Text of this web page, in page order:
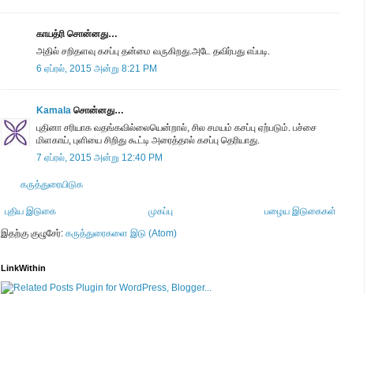
காயத்ரி சொன்னது…
அதில் சறிதளவு கசப்பு தன்மை வருகிறது.அடே தவிர்பது எப்படி.
6 ஏப்ரல், 2015 அன்று 8:21 PM
Kamala சொன்னது…
புதினா சரியாக வதங்கவில்லையென்றால், சில சமயம் கசப்பு ஏற்படும். பச்சை
மிளகாய், புளியை சிறிது கூட்டி அரைத்தால் கசப்பு தெரியாது.
7 ஏப்ரல், 2015 அன்று 12:40 PM
கருத்துரையிடுக
புதிய இடுகை பழைய இடுகைகள்
முகப்பு
இதற்கு குழுசேர்: கருத்துரைகளை இடு (Atom)
LinkWithin